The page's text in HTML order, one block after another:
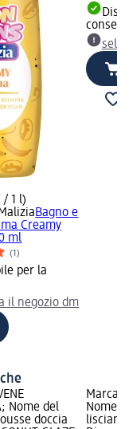
/ 1 l)
Bagno e
Creamy
ml
(1)
per la
il negozio dm
Nome del
doccia
Marca:
Nome